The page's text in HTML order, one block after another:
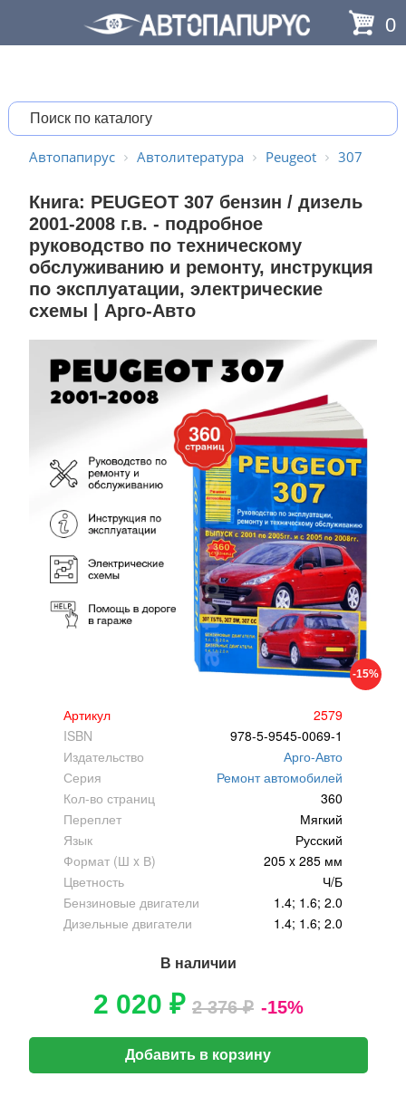
0
Автопапирус Автолитература Peugeot 307
Книга: PEUGEOT 307 бензин / дизель
2001-2008 г.в. - подробное
руководство по техническому
обслуживанию и ремонту, инструкция
по эксплуатации, электрические
схемы | Арго-Авто
-15%
Артикул
2579
ISBN
978-5-9545-0069-1
Издательство
Арго-Авто
Серия
Ремонт автомобилей
Кол-во страниц
360
Переплет
Мягкий
Язык
Русский
Формат (Ш x В)
205 x 285 мм
Цветность
Ч/Б
Бензиновые двигатели
1.4; 1.6; 2.0
Дизельные двигатели
1.4; 1.6; 2.0
В наличии
2 020 ₽ 2 376 ₽ -15%
Добавить в корзину